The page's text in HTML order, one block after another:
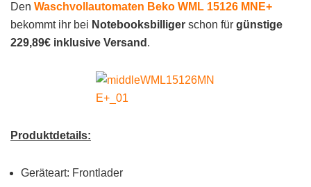
Den Waschvollautomaten Beko WML 15126 MNE+
bekommt ihr bei Notebooksbilliger schon für günstige
229,89€ inklusive Versand .
Produktdetails:
Geräteart: Frontlader